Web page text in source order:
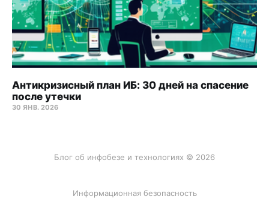
Антикризисный план ИБ: 30 дней на спасение
после утечки
30 ЯНВ. 2026
Блог об инфобезе и технологиях © 2026
Информационная безопасность